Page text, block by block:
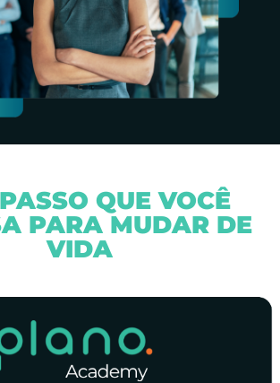
QUE VOCÊ
PARA MUDAR DE
VIDA